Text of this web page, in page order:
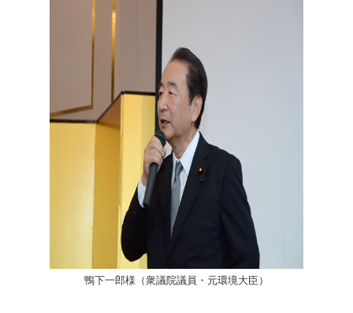
鴨下一郎様（衆議院議員・元環境大臣）